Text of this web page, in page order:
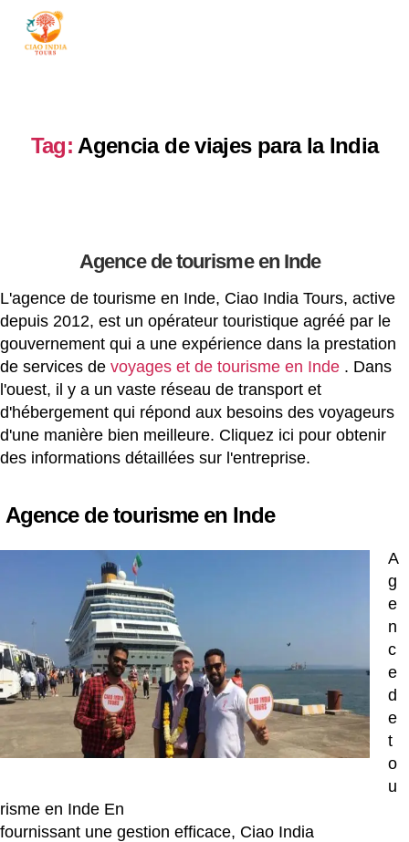
Tag: Agencia de viajes para la India
Agence de tourisme en Inde
L'agence de tourisme en Inde, Ciao India Tours, active
depuis 2012, est un opérateur touristique agréé par le
gouvernement qui a une expérience dans la prestation
de services de voyages et de tourisme en Inde . Dans
l'ouest, il y a un vaste réseau de transport et
d'hébergement qui répond aux besoins des voyageurs
d'une manière bien meilleure. Cliquez ici pour obtenir
des informations détaillées sur l'entreprise.
Agence de tourisme en Inde
A
g
e
n
c
e
d
e
t
o
u
risme en Inde En
fournissant une gestion efficace, Ciao India